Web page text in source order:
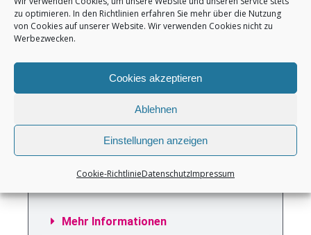
zu optimieren. In den Richtlinien erfahren Sie mehr über die Nutzung
von Cookies auf unserer Website. Wir verwenden Cookies nicht zu
Werbezwecken.
Cookies akzeptieren
Ablehnen
Einstellungen anzeigen
Cookie-RichtlinieDatenschutzImpressum
Vorauswahl von Interessenten
Mehr Informationen